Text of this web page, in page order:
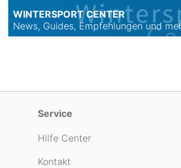
WINTERSPORT CENTER
News, Guides, Empfehlungen und
Service
Hilfe Center
Kontakt